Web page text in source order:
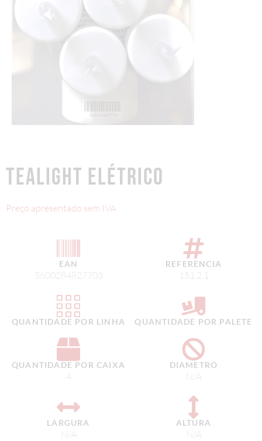
TEALIGHT ELÉTRICO
Preço apresentado sem IVA
EAN
5600284827703
QUANTIDADE POR LINHA
QUANTIDADE POR CAIXA
4
LARGURA
N/A
REFERENCIA
151.2.1
QUANTIDADE POR PALETE
DIAMETRO
N/A
ALTURA
N/A